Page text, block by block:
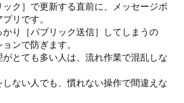
ク］で更新する直前に、メッセージボ
リです。
かり［パブリック送信］してしまうの
ンで防ぎます。
とても多い人は、流れ作業で混乱しな
ない人でも、慣れない操作で間違えな